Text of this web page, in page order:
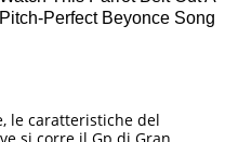
le caratteristiche del